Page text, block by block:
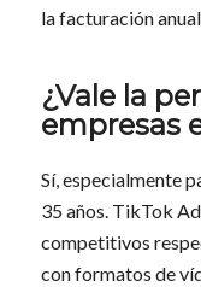
la facturación
¿Vale la
empresas
Sí, especialmente
35 años. TikTok
competitivos
con formatos de